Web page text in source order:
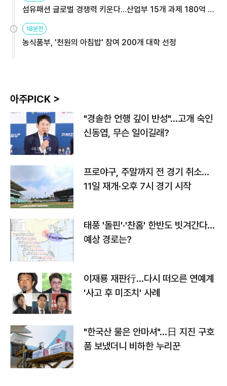
섬유패션 글로벌 경쟁력 키운다…산업부 15개 과제 180억 지
원
18분전
농식품부, '천원의 아침밥' 참여 200개 대학 선정
아주PICK >
"경솔한 언행 깊이 반성"…고개 숙인
신동엽, 무슨 일이길래?
프로야구, 주말까지 전 경기 취소…
11일 재개·오후 7시 경기 시작
태풍 '돌핀'·'찬홈' 한반도 빗겨간다…
예상 경로는?
이재룡 재판行…다시 떠오른 연예계
'사고 후 미조치' 사례
"한국산 물은 안마셔"…日 지진 구호
품 보냈더니 비하한 누리꾼